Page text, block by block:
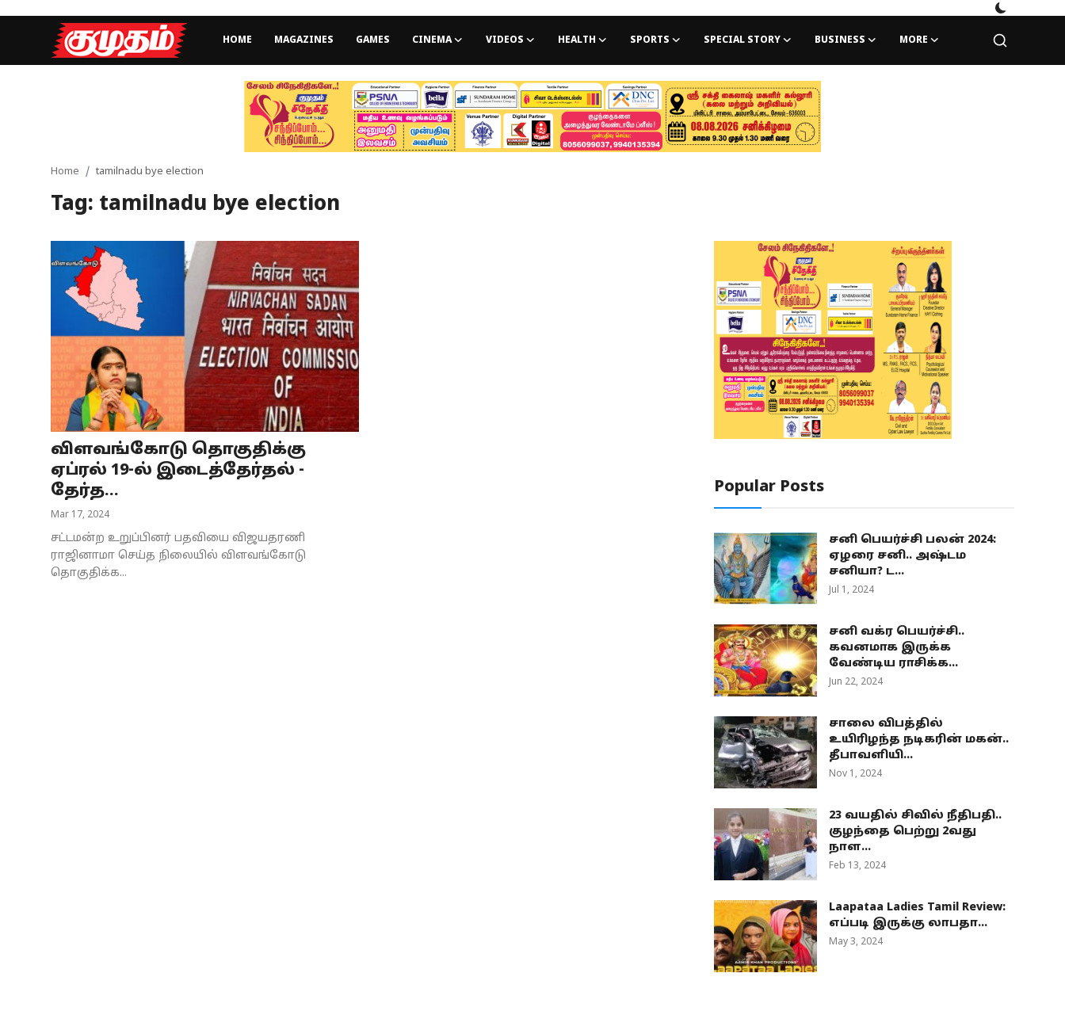
HOME MAGAZINES GAMES CINEMA VIDEOS HEALTH SPORTS SPECIAL STORY BUSINESS MORE
Games
Videos
Tamilnadu
National
Astrology
Home tamilnadu bye election
Tag: tamilnadu bye election
விளவங்கோடு தொகுதிக்கு
ஏப்ரல் 19-ல் இடைத்தேர்தல் -
தேர்த...
Mar 17, 2024
சட்டமன்ற உறுப்பினர் பதவியை விஜயதரணி
ராஜினாமா செய்த நிலையில் விளவங்கோடு
தொகுதிக்க...
Popular Posts
சனி பெயர்ச்சி பலன் 2024:
ஏழரை சனி.. அஷ்டம
சனியா? ட...
Jul 1, 2024
சனி வக்ர பெயர்ச்சி..
கவனமாக இருக்க
வேண்டிய ராசிக்க...
Jun 22, 2024
சாலை விபத்தில்
உயிரிழந்த நடிகரின் மகன்..
தீபாவளியி...
Nov 1, 2024
23 வயதில் சிவில் நீதிபதி..
குழந்தை பெற்று 2வது
நாள...
Feb 13, 2024
Laapataa Ladies Tamil Review:
எப்படி இருக்கு லாபதா...
May 3, 2024